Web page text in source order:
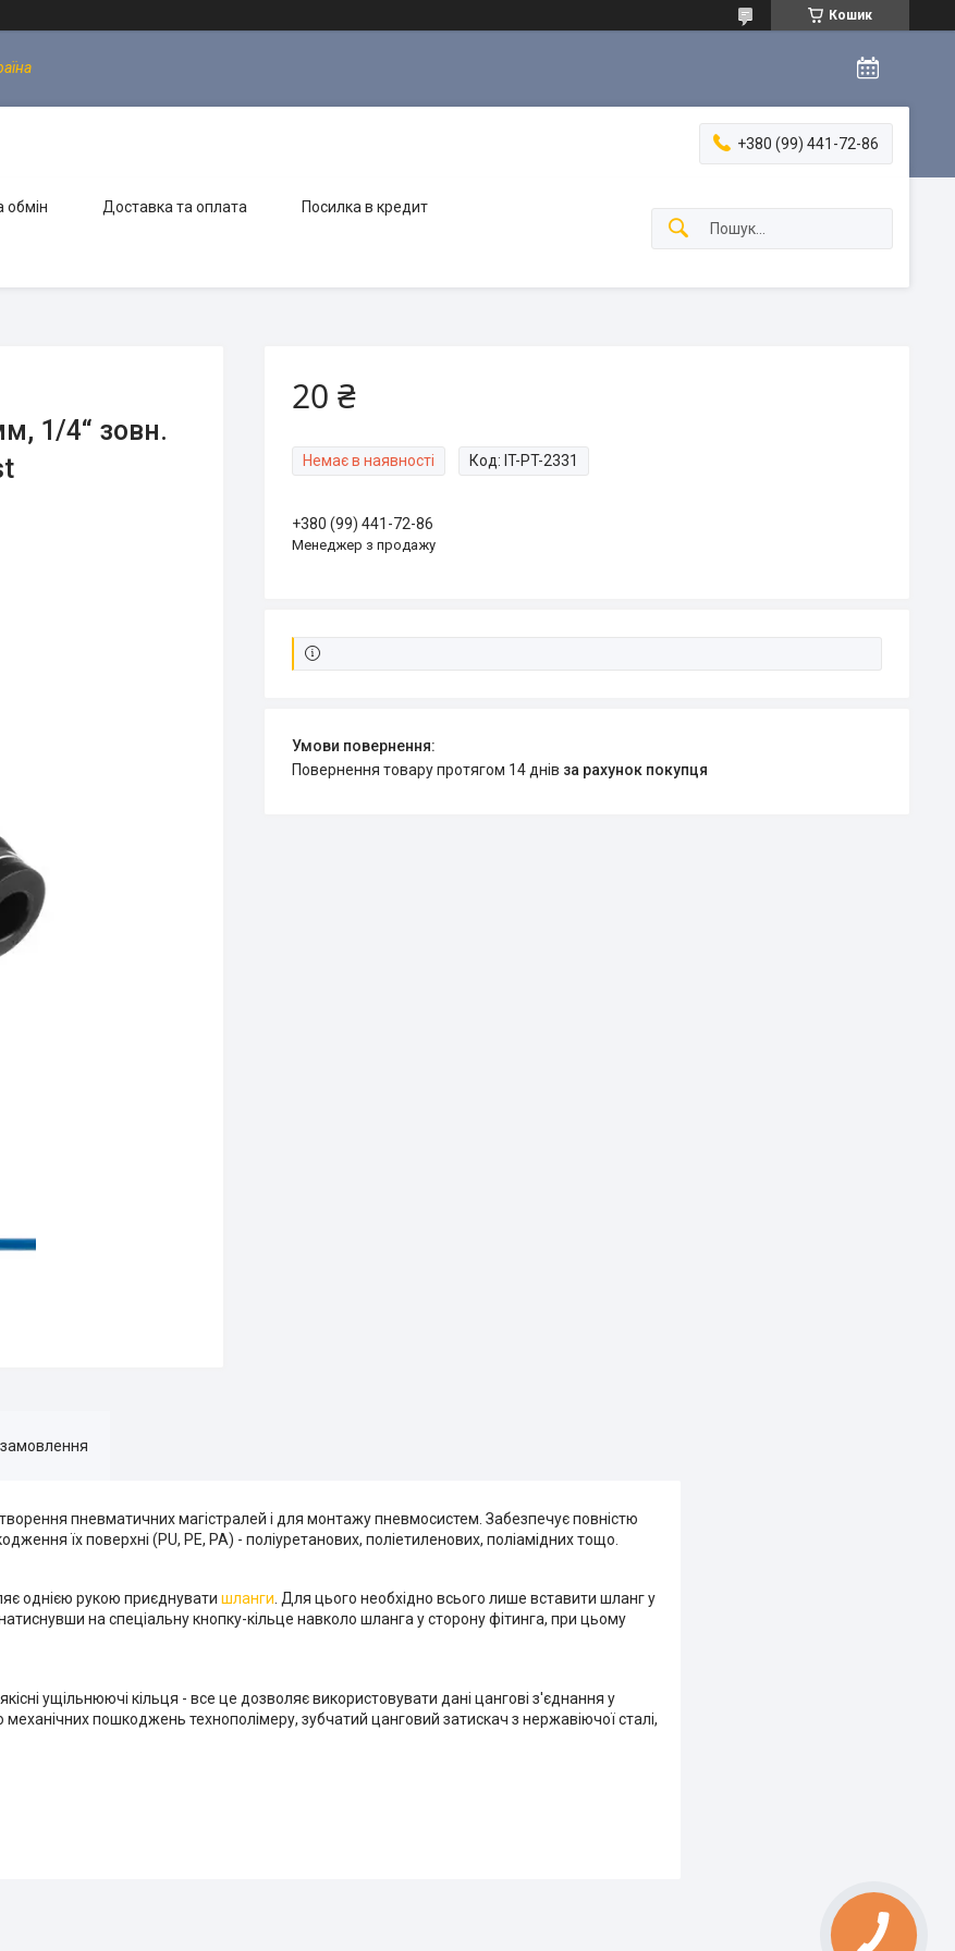
Кошик
+380 (99) 441-72-86
обмін Доставка та оплата Посилка в кредит
1/4“ зовн.
20 ₴
Немає в наявності Код: IT-PT-2331
+380 (99) 441-72-86
Менеджер з продажу
повернення товару протягом 14 днів за рахунок покупця
пневматичних магістралей і для монтажу пневмосистем. Забезпечує повністю
їх поверхні (PU, PE, PA) - поліуретанових, поліетиленових, поліамідних тощо.
однією рукою приєднувати шланги . Для цього необхідно всього лише вставити шланг у
на спеціальну кнопку-кільце навколо шланга у сторону фітинга, при цьому
ущільнюючі кільця - все це дозволяє використовувати дані цангові з'єднання у
механічних пошкоджень технополімеру, зубчатий цанговий затискач з нержавіючої сталі,